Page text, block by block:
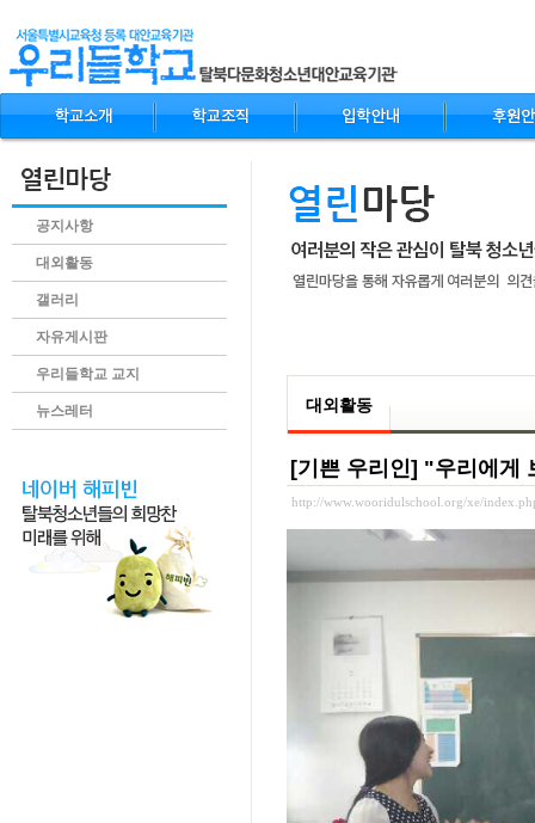
공지사항
대외활동
갤러리
자유게시판
우리들학교 교지
뉴스레터 대외활동
[기쁜 우리인] "우리에게
http://www.wooridulschool.org/xe/